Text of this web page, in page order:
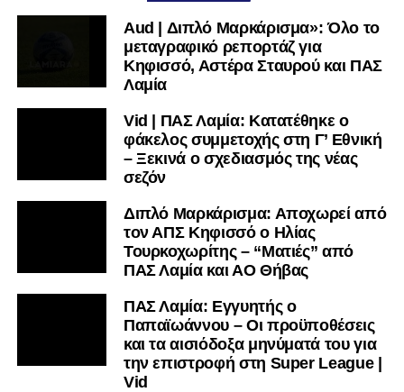
Aud | Διπλό Μαρκάρισμα»: Όλο το
μεταγραφικό ρεπορτάζ για
Κηφισσό, Αστέρα Σταυρού και ΠΑΣ
Λαμία
Vid | ΠΑΣ Λαμία: Κατατέθηκε ο
φάκελος συμμετοχής στη Γ’ Εθνική
– Ξεκινά ο σχεδιασμός της νέας
σεζόν
Διπλό Μαρκάρισμα: Αποχωρεί από
τον ΑΠΣ Κηφισσό ο Ηλίας
Τουρκοχωρίτης – “Ματιές” από
ΠΑΣ Λαμία και ΑΟ Θήβας
ΠΑΣ Λαμία: Εγγυητής ο
Παπαϊωάννου – Οι προϋποθέσεις
και τα αισιόδοξα μηνύματά του για
την επιστροφή στη Super League |
Vid